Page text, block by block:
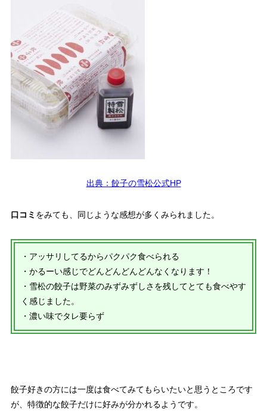
出典：餃子の雪松公式HP
口コミ をみても、同じような感想が多くみられました。
・アッサリしてるからパクパク食べられる
・かるーい感じでどんどんどんどんなくなります！
・雪松の餃子は野菜のみずみずしさを残してとても食べやす
く感じました。
・濃い味でタレ要らず
餃子好きの方には一度は食べてみてもらいたいと思うところです
が、特徴的な餃子だけに好みが分かれるようです。